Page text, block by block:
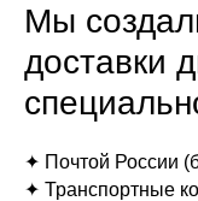
Мы
доставки
✦ Почтой России
✦ Транспортные